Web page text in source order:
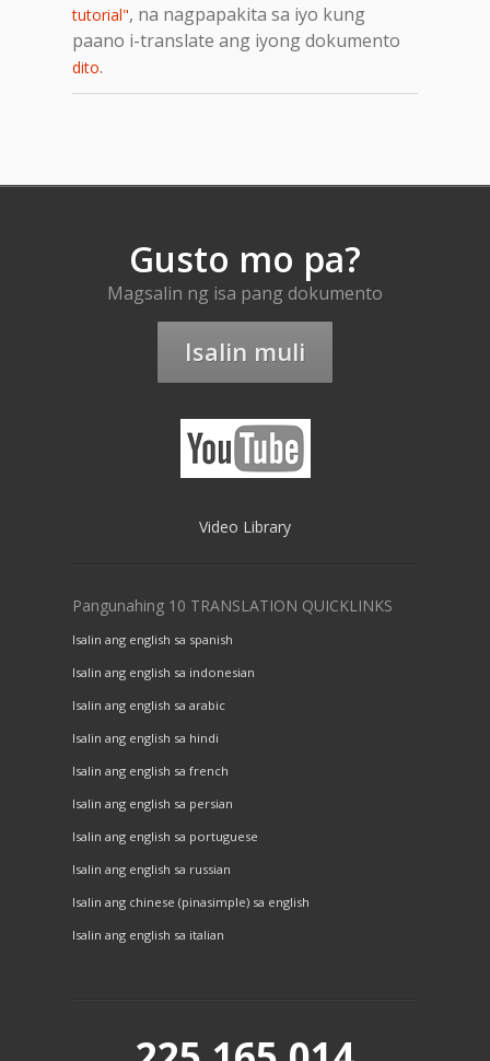
tutorial", na nagpapakita sa iyo kung
paano i-translate ang iyong dokumento
dito.
Gusto mo pa?
Magsalin ng isa pang dokumento
Isalin muli
Video Library
Pangunahing 10 TRANSLATION QUICKLINKS
Isalin ang english sa spanish
Isalin ang english sa indonesian
Isalin ang english sa arabic
Isalin ang english sa hindi
Isalin ang english sa french
Isalin ang english sa persian
Isalin ang english sa portuguese
Isalin ang english sa russian
Isalin ang chinese (pinasimple) sa english
Isalin ang english sa italian